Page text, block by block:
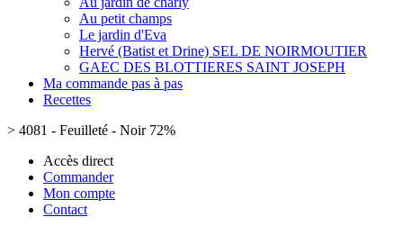
Au petit champs
Le jardin d'Eva
Hervé (Batist et Drine) SEL DE NOIRMOUTIER
GAEC DES BLOTTIERES SAINT JOSEPH
Ma commande pas à pas
Recettes
> 4081 - Feuilleté - Noir 72%
Accès direct
Commander
Mon compte
Contact